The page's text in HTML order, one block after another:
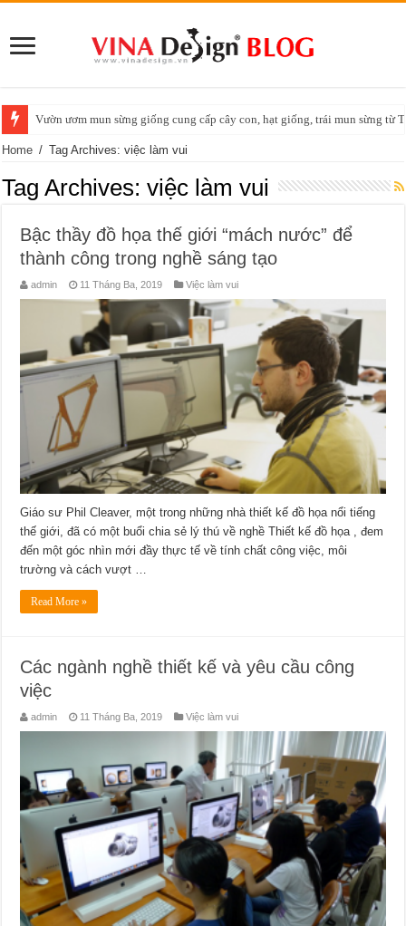
Vườn ươm mun sừng giống cung cấp cây con, hạt giống, trái mun sừng từ
Home / Tag Archives: việc làm vui
Tag Archives:việc làm vui
Bậc thầy đồ họa thế giới “mách nước” để
thành công trong nghề sáng tạo
admin 11 Tháng Ba, 2019 Việc làm vui
Giáo sư Phil Cleaver, một trong những nhà thiết kế đồ họa nổi tiếng
thế giới, đã có một buổi chia sẻ lý thú về nghề Thiết kế đồ họa , đem
đến một góc nhìn mới đầy thực tế về tính chất công việc, môi
trường và cách vượt …
Read More »
Các ngành nghề thiết kế và yêu cầu công
việc
admin 11 Tháng Ba, 2019 Việc làm vui